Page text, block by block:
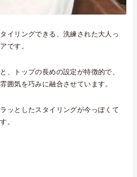
イリングできる、洗練された大人っ
です。
、トップの長めの設定が特徴的で、
囲気を巧みに融合させています。
ッとしたスタイリングが今っぽくて
。